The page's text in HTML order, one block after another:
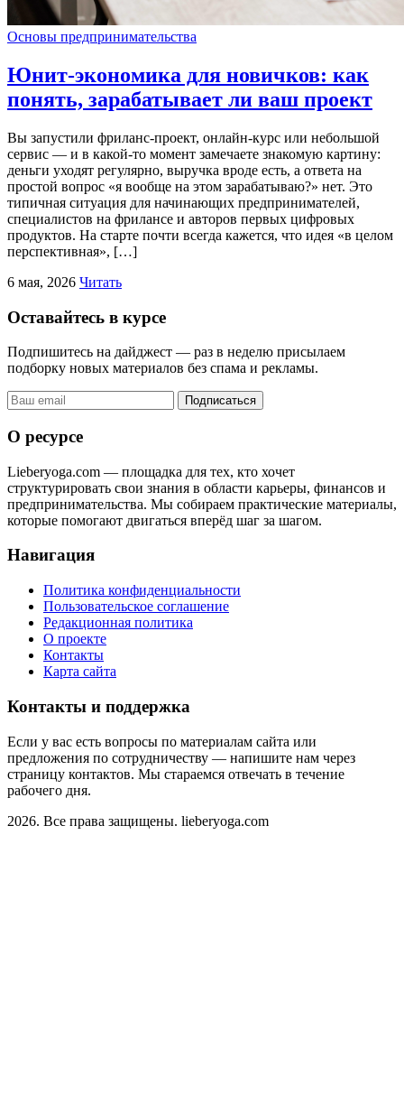
Основы предпринимательства
Юнит-экономика для новичков: как
понять, зарабатывает ли ваш проект
Вы запустили фриланс-проект, онлайн-курс или небольшой
сервис — и в какой-то момент замечаете знакомую картину:
деньги уходят регулярно, выручка вроде есть, а ответа на
простой вопрос «я вообще на этом зарабатываю?» нет. Это
типичная ситуация для начинающих предпринимателей,
специалистов на фрилансе и авторов первых цифровых
продуктов. На старте почти всегда кажется, что идея «в целом
перспективная», […]
6 мая, 2026 Читать
Оставайтесь в курсе
Подпишитесь на дайджест — раз в неделю присылаем
подборку новых материалов без спама и рекламы.
Подписаться
О ресурсе
Lieberyoga.com — площадка для тех, кто хочет
структурировать свои знания в области карьеры, финансов и
предпринимательства. Мы собираем практические материалы,
которые помогают двигаться вперёд шаг за шагом.
Навигация
Политика конфиденциальности
Пользовательское соглашение
Редакционная политика
О проекте
Контакты
Карта сайта
Контакты и поддержка
Если у вас есть вопросы по материалам сайта или
предложения по сотрудничеству — напишите нам через
страницу контактов. Мы стараемся отвечать в течение
рабочего дня.
2026. Все права защищены. lieberyoga.com